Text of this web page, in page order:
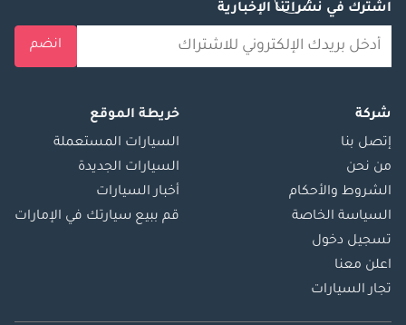
اشترك في نشراتنا الإخبارية
انضم
شركة
إتصل بنا
من نحن
الشروط والأحكام
السياسة الخاصة
تسجيل دخول
اعلن معنا
تجار السيارات
خريطة الموقع
السيارات المستعملة
السيارات الجديدة
أخبار السيارات
قم ببيع سيارتك في الإمارات